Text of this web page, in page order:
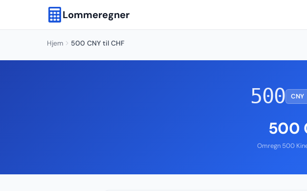
Lommeregner
Hjem 500 CNY til CHF
500 CNY
500
Omregn 500